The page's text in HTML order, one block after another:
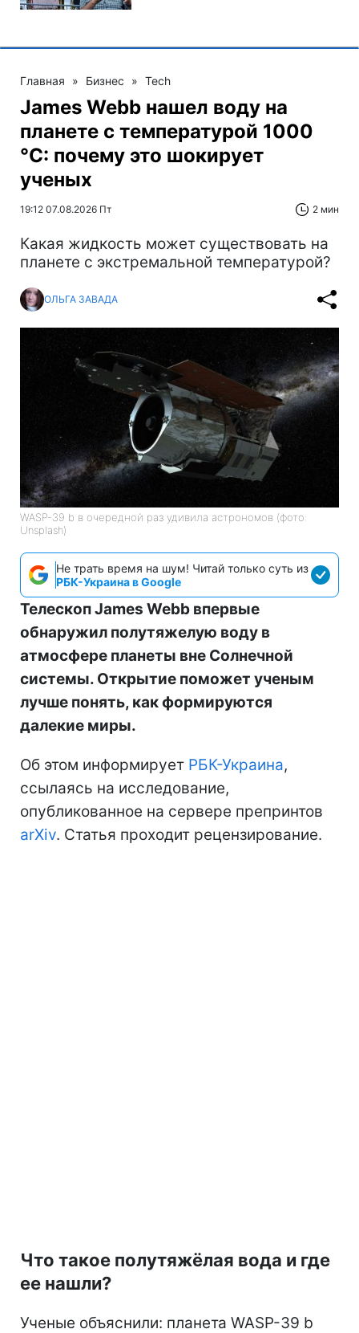
Главная » Бизнес » Tech
James Webb нашел воду на
планете с температурой 1000
°C: почему это шокирует
ученых
19:12 07.08.2026 Пт 2 мин
Какая жидкость может существовать на
планете с экстремальной температурой?
ОЛЬГА ЗАВАДА
WASP-39 b в очередной раз удивила астрономов (фото:
Unsplash)
Не трать время на шум! Читай только суть из
РБК-Украина в Google
Телескоп James Webb впервые
обнаружил полутяжелую воду в
атмосфере планеты вне Солнечной
системы. Открытие поможет ученым
лучше понять, как формируются
далекие миры.
Об этом информирует РБК-Украина,
ссылаясь на исследование,
опубликованное на сервере препринтов
arXiv. Статья проходит рецензирование.
Что такое полутяжёлая вода и где
ее нашли?
Ученые объяснили: планета WASP-39 b